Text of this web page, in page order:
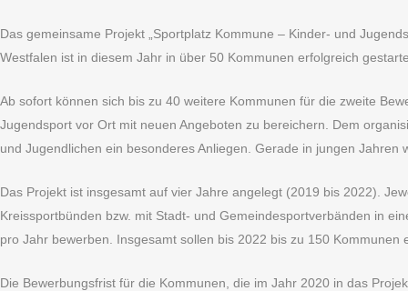
Das gemeinsame Projekt „Sportplatz Kommune – Kinder- und
Westfalen ist in diesem Jahr in über 50 Kommunen erfolgreich
Ab sofort können sich bis zu 40 weitere Kommunen für die zweite
Jugendsport vor Ort mit neuen Angeboten zu bereichern. Dem
und Jugendlichen ein besonderes Anliegen. Gerade in jungen
Das Projekt ist insgesamt auf vier Jahre angelegt (2019 bis 2022).
Kreissportbünden bzw. mit Stadt- und Gemeindesportverbänden in
pro Jahr bewerben. Insgesamt sollen bis 2022 bis zu 150 Kommunen
Die Bewerbungsfrist für die Kommunen, die im Jahr 2020 in das